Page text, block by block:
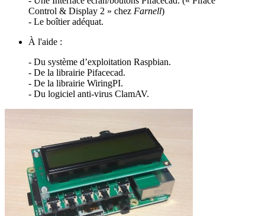
Control & Display 2 » chez Farnell)
- Le boîtier adéquat.
À l'aide :
- Du système d’exploitation Raspbian.
- De la librairie Pifacecad.
- De la librairie WiringPI.
- Du logiciel anti-virus ClamAV.